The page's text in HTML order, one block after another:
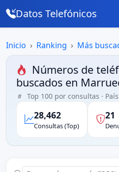
Datos Telefónicos
Inicio Ranking Más
Números de
buscados en
Top 100 por consultas ·
28,462
Consultas (Top)
21